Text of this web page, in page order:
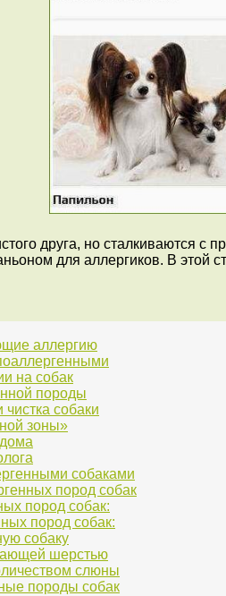
друга, но сталкиваются
для аллергиков. В
аллергию
на собак
породы
собаки
зоны»
собаками
пород собак
пород собак:
пород собак:
собаку
шерстью
слюны
породы собак